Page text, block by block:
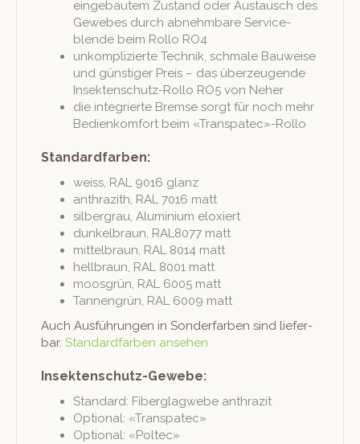
einge­bautem Zus­tand oder Aus­tausch des
Gewebes durch abnehm­bare Ser­vice­
blende beim Rol­lo RO4
unkom­plizierte Tech­nik, schmale Bauweise
und gün­stiger Preis – das überzeu­gende
Insek­ten­schutz-Rol­lo RO5 von Neher
die inte­gri­erte Bremse sorgt für noch mehr
Bedi­enkom­fort beim «Transpatec»-Rollo
Standardfarben:
weiss, RAL 9016 glanz
anthrazith, RAL 7016 matt
sil­ber­grau, Alu­mini­um eloxiert
dunkel­braun, RAL8077 matt
mit­tel­braun, RAL 8014 matt
hell­braun, RAL 8001 matt
moos­grün, RAL 6005 matt
Tan­nen­grün, RAL 6009 matt
Auch Aus­führun­gen in Son­der­far­ben sind liefer­
bar. Stan­dard­far­ben ansehen
Insektenschutz-Gewebe:
Stan­dard: Fiber­glag­webe anthrazit
Option­al: «Transpatec»
Option­al: «Poltec»